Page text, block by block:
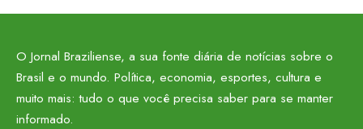
O Jornal Braziliense, a sua fonte diária de notícias sobre o
Brasil e o mundo. Política, economia, esportes, cultura e
muito mais: tudo o que você precisa saber para se manter
informado.